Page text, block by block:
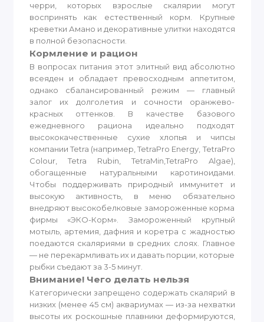
черри, которых взрослые скалярии могут
воспринять как естественный корм. Крупные
креветки Амано и декоративные улитки находятся
в полной безопасности.
Кормление и рацион
В вопросах питания этот элитный вид абсолютно
всеяден и обладает превосходным аппетитом,
однако сбалансированный режим — главный
залог их долголетия и сочности оранжево-
красных оттенков. В качестве базового
ежедневного рациона идеально подходят
высококачественные сухие хлопья и чипсы
компании Tetra (например, TetraPro Energy, TetraPro
Colour, Tetra Rubin, TetraMin,TetraPro Algae),
обогащенные натуральными каротиноидами.
Чтобы поддерживать природный иммунитет и
высокую активность, в меню обязательно
внедряют высокобелковые замороженные корма
фирмы «ЭКО-Корм». Замороженный крупный
мотыль, артемия, дафния и коретра с жадностью
поедаются скаляриями в средних слоях. Главное
— не перекармливать их и давать порции, которые
рыбки съедают за 3-5 минут.
Внимание! Чего делать нельзя
Категорически запрещено содержать скалярий в
низких (менее 45 см) аквариумах — из-за нехватки
высоты их роскошные плавники деформируются,